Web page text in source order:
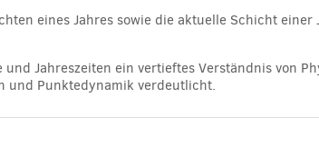
eines Jahres sowie die aktuelle Schicht einer
Jahreszeiten ein vertieftes Verständnis von
und Punktedynamik verdeutlicht.